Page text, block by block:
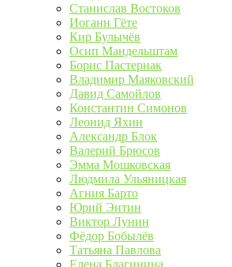
Станислав Востоков
Иоганн Гёте
Кир Булычёв
Осип Мандельштам
Борис Пастернак
Владимир Маяковский
Давид Самойлов
Константин Симонов
Леонид Яхин
Александр Блок
Валерий Брюсов
Эмма Мошковская
Людмила Ульяницкая
Агния Барто
Юрий Энтин
Виктор Лунин
Фёдор Бобылёв
Татьяна Павлова
Елена Благинина